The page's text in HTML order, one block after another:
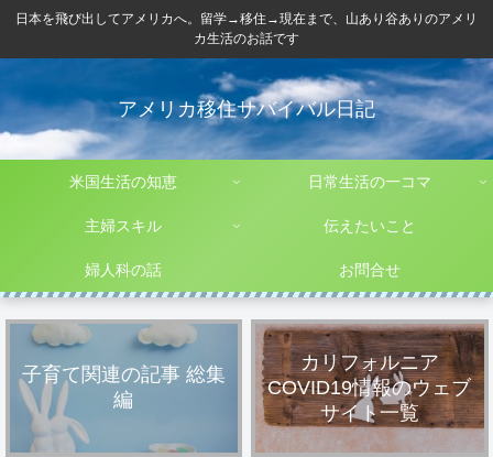
日本を飛び出してアメリカへ。留学→移住→現在まで、山あり谷ありのアメリ
カ生活のお話です
アメリカ移住サバイバル日記
米国生活の知恵 日常生活の一コマ
主婦スキル 伝えたいこと
婦人科の話 お問合せ
子育て関連の記事 総集
編
カリフォルニア
COVID19情報のウェブ
サイト一覧